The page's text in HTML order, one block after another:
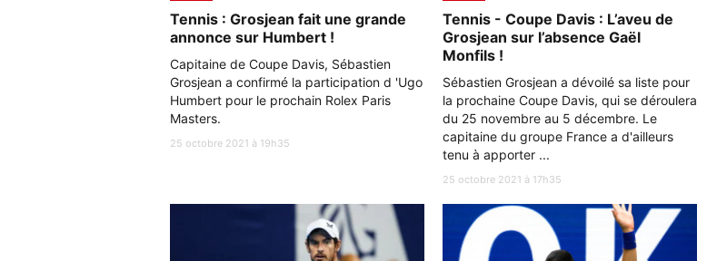
Tennis : Grosjean fait une grande
annonce sur Humbert !
Capitaine de Coupe Davis, Sébastien
Grosjean a confirmé la participation d 'Ugo
Humbert pour le prochain Rolex Paris
Masters.
25 octobre 2021 à 19h35
Tennis - Coupe Davis : L’aveu de
Grosjean sur l’absence Gaël
Monfils !
Sébastien Grosjean a dévoilé sa liste pour
la prochaine Coupe Davis, qui se déroulera
du 25 novembre au 5 décembre. Le
capitaine du groupe France a d'ailleurs
tenu à apporter ...
25 octobre 2021 à 17h35